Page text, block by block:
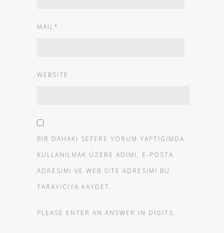
MAIL*
WEBSITE
BIR DAHAKI SEFERE YORUM YAPTIĞIMDA
KULLANILMAK ÜZERE ADIMI, E-POSTA
ADRESIMI VE WEB SITE ADRESIMI BU
TARAYICIYA KAYDET.
PLEASE ENTER AN ANSWER IN DIGITS: